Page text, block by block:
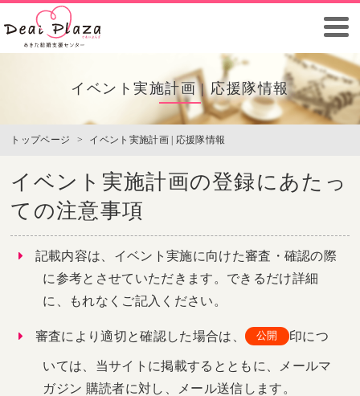
イベント実施計画 | 応援隊情報
トップページ > イベント実施計画 | 応援隊情報
イベント実施計画の登録にあたっ
ての注意事項
記載内容は、イベント実施に向けた審査・確認の際
に参考とさせていただきます。できるだけ詳細
に、もれなくご記入ください。
審査により適切と確認した場合は、 印につ
いては、当サイトに掲載するとともに、メールマ
ガジン 購読者に対し、メール送信します。